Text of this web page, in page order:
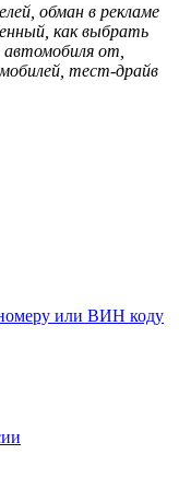
обман в рекламе
как выбрать
от,
тест-драйв
или ВИН коду